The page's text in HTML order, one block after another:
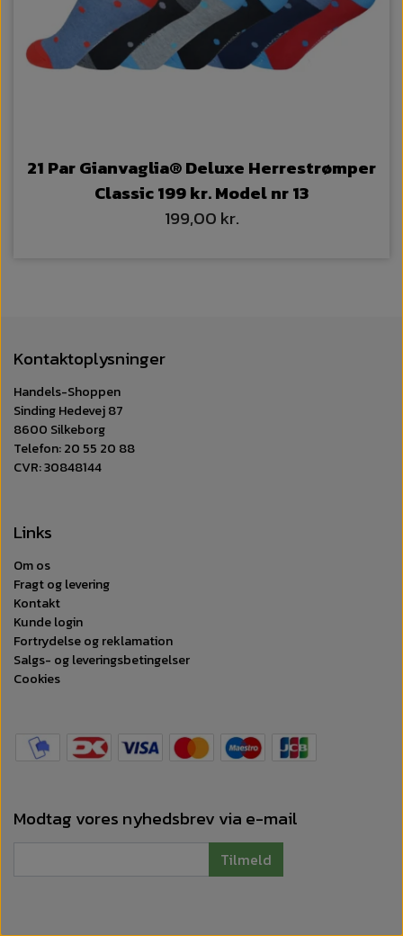
21 Par Gianvaglia® Deluxe Herrestrømper
Classic 199 kr. Model nr 13
199,00 kr.
Kontaktoplysninger
Handels-Shoppen
Sinding Hedevej 87
8600 Silkeborg
Telefon: 20 55 20 88
CVR: 30848144
Links
Om os
Fragt og levering
Kontakt
Kunde login
Fortrydelse og reklamation
Salgs- og leveringsbetingelser
Cookies
Modtag vores nyhedsbrev via e-mail
Tilmeld